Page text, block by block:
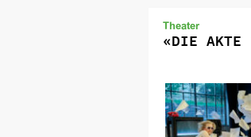
Theater
«DIE AKTE